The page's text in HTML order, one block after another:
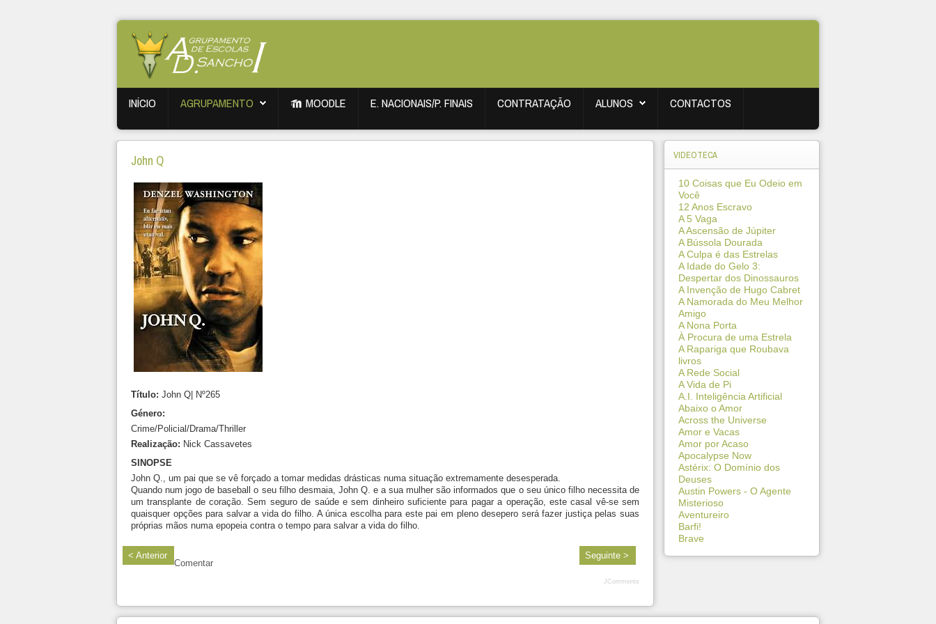
INÍCIO AGRUPAMENTO MOODLE E. NACIONAIS/P. FINAIS CONTRATAÇÃO ALUNOS CONTACTOS
John Q
Título: John Q| Nº265
Género:
Crime/Policial/Drama/Thriller
Realização: Nick Cassavetes
SINOPSE
John Q., um pai que se vê forçado a tomar medidas drásticas numa situação extremamente desesperada.
Quando num jogo de baseball o seu filho desmaia, John Q. e a sua mulher são informados que o seu único filho necessita de
um transplante de coração. Sem seguro de saúde e sem dinheiro suficiente para pagar a operação, este casal vê-se sem
quaisquer opções para salvar a vida do filho. A única escolha para este pai em pleno desepero será fazer justiça pelas suas
próprias mãos numa epopeia contra o tempo para salvar a vida do filho.
< Anterior Seguinte >
Comentar
JComments
VIDEOTECA
10 Coisas que Eu Odeio em
Você
12 Anos Escravo
A 5 Vaga
A Ascensão de Júpiter
A Bússola Dourada
A Culpa é das Estrelas
A Idade do Gelo 3:
Despertar dos Dinossauros
A Invenção de Hugo Cabret
A Namorada do Meu Melhor
Amigo
A Nona Porta
À Procura de uma Estrela
A Rapariga que Roubava
livros
A Rede Social
A Vida de Pi
A.I. Inteligência Artificial
Abaixo o Amor
Across the Universe
Amor e Vacas
Amor por Acaso
Apocalypse Now
Astérix: O Domínio dos
Deuses
Austin Powers - O Agente
Misterioso
Aventureiro
Barfi!
Brave